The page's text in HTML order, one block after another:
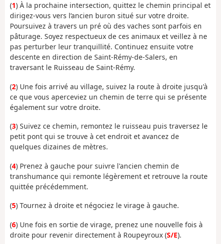
(1) À la prochaine intersection, quittez le chemin principal et
dirigez-vous vers l’ancien buron situé sur votre droite.
Poursuivez à travers un pré où des vaches sont parfois en
pâturage. Soyez respectueux de ces animaux et veillez à ne
pas perturber leur tranquillité. Continuez ensuite votre
descente en direction de Saint-Rémy-de-Salers, en
traversant le Ruisseau de Saint-Rémy.
(2) Une fois arrivé au village, suivez la route à droite jusqu'à
ce que vous aperceviez un chemin de terre qui se présente
également sur votre droite.
(3) Suivez ce chemin, remontez le ruisseau puis traversez le
petit pont qui se trouve à cet endroit et avancez de
quelques dizaines de mètres.
(4) Prenez à gauche pour suivre l'ancien chemin de
transhumance qui remonte légèrement et retrouve la route
quittée précédemment.
(5) Tournez à droite et négociez le virage à gauche.
(6) Une fois en sortie de virage, prenez une nouvelle fois à
droite pour revenir directement à Roupeyroux (S/E).